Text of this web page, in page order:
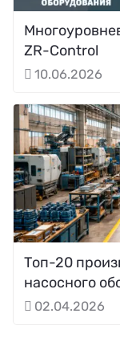
ZR-Control
10.06.2026
Топ-20
насосного
02.04.2026